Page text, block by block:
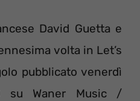
David Guetta e
volta in Let’s
pubblicato venerdì
su Waner Music /